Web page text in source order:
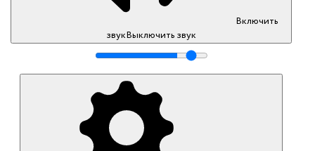
Включить
звукВыключить звук